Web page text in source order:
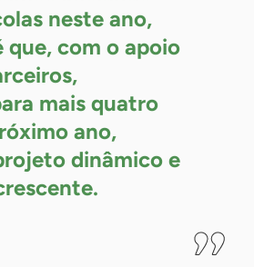
neste ano,
que, com o apoio
mais quatro
ano,
dinâmico e